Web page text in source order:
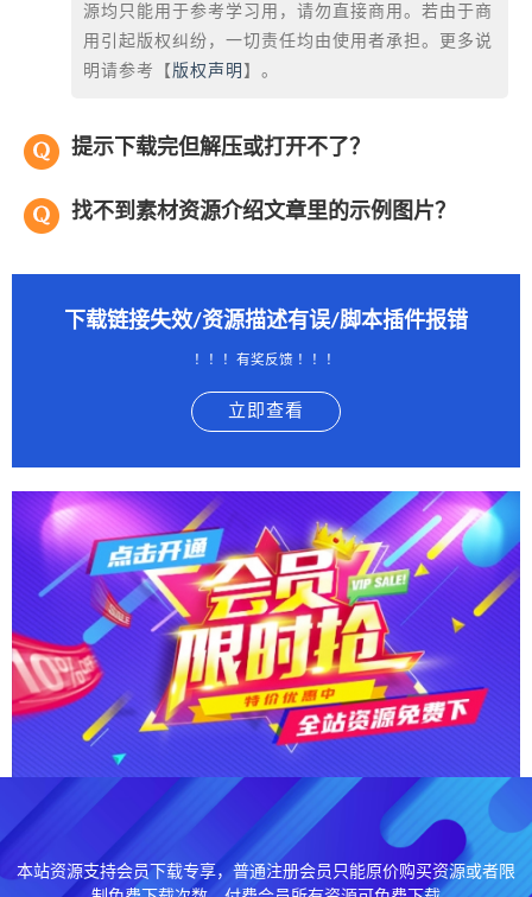
源均只能用于参考学习用，请勿直接商用。若由于商
用引起版权纠纷，一切责任均由使用者承担。更多说
明请参考【 版权声明 】。
提示下载完但解压或打开不了？
找不到素材资源介绍文章里的示例图片？
下载链接失效/资源描述有误/脚本插件报错
！！！有奖反馈 ！！！
立即查看
本站资源支持会员下载专享，普通注册会员只能原价购买资源或者限